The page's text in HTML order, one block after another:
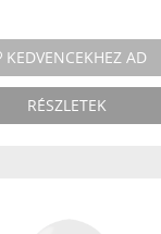
KEDVENCEKHEZ AD
RÉSZLETEK